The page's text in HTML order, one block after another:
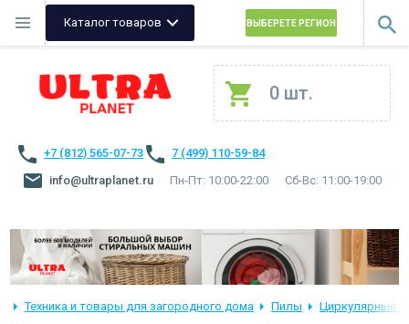
Каталог товаров ВЫБЕРЕТЕ РЕГИОН
0 шт.
+7 (812) 565-07-73
7 (499) 110-59-84
info@ultraplanet.ru
Пн-Пт: 10:00-22:00 Сб-Вс: 11:00-19:00
Техника и товары для загородного дома Пилы Циркулярные